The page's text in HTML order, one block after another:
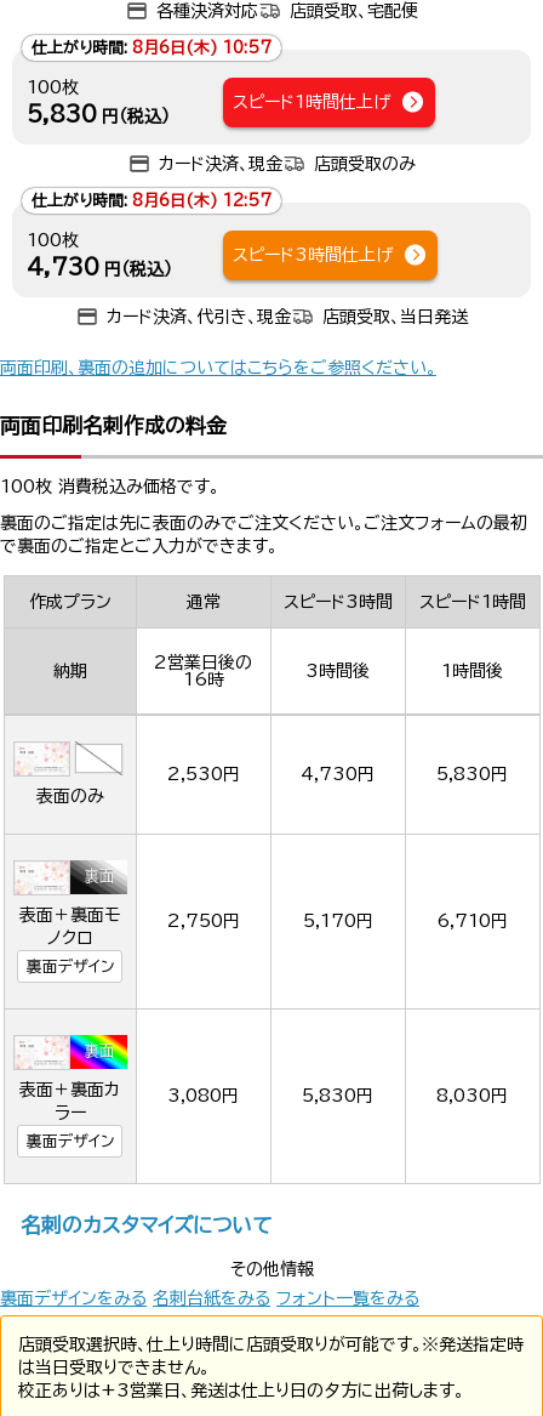
各種決済対応 店頭受取、宅配便
仕上がり時間: 8月6日(木) 10:57
100枚
5,830 円（税込）
スピード1時間仕上げ
カード決済、現金 店頭受取のみ
仕上がり時間: 8月6日(木) 12:57
100枚
4,730 円（税込）
スピード3時間仕上げ
カード決済、代引き、現金 店頭受取、当日発送
両面印刷、裏面の追加についてはこちらをご参照ください。
両面印刷名刺作成の料金
100枚 消費税込み価格です。
裏面のご指定は先に表面のみでご注文ください。ご注文フォームの最初
で裏面のご指定とご入力ができます。
作成プラン 通常 スピード3時間 スピード1時間
納期
2営業日後の
16時
3時間後 1時間後
表面のみ
2,530円 4,730円 5,830円
表面＋裏面モ
ノクロ
裏面デザイン
2,750円 5,170円 6,710円
表面＋裏面カ
ラー
裏面デザイン
3,080円 5,830円 8,030円
名刺のカスタマイズについて
その他情報
裏面デザインをみる 名刺台紙をみる フォント一覧をみる
店頭受取選択時、仕上り時間に店頭受取りが可能です。※発送指定時
は当日受取りできません。
校正ありは+3営業日、発送は仕上り日の夕方に出荷します。